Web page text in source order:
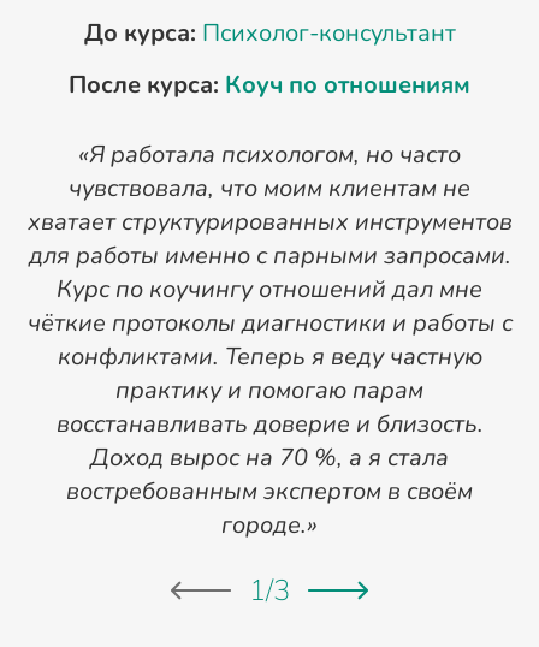
До курса: Психолог-консультант
После курса: Коуч по отношениям
«Я работала психологом, но часто
чувствовала, что моим клиентам не
хватает структурированных инструментов
для работы именно с парными запросами.
Курс по коучингу отношений дал мне
чёткие протоколы диагностики и работы с
конфликтами. Теперь я веду частную
практику и помогаю парам
восстанавливать доверие и близость.
Доход вырос на 70 %, а я стала
востребованным экспертом в своём
городе.»
1/3